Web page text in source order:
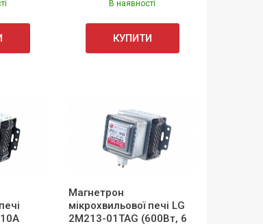
В наявності
КУПИТИ
Магнетрон
мікрохвильової печі LG
2M213-01TAG (600Вт, 6